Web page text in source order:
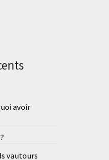
avoir
vautours